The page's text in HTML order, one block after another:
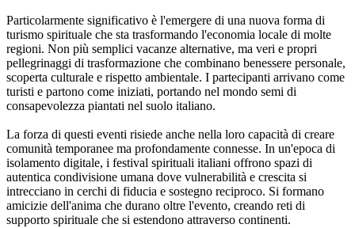
Particolarmente significativo è l'emergere di una nuova forma di
turismo spirituale che sta trasformando l'economia locale di molte
regioni. Non più semplici vacanze alternative, ma veri e propri
pellegrinaggi di trasformazione che combinano benessere personale,
scoperta culturale e rispetto ambientale. I partecipanti arrivano come
turisti e partono come iniziati, portando nel mondo semi di
consapevolezza piantati nel suolo italiano.
La forza di questi eventi risiede anche nella loro capacità di creare
comunità temporanee ma profondamente connesse. In un'epoca di
isolamento digitale, i festival spirituali italiani offrono spazi di
autentica condivisione umana dove vulnerabilità e crescita si
intrecciano in cerchi di fiducia e sostegno reciproco. Si formano
amicizie dell'anima che durano oltre l'evento, creando reti di
supporto spirituale che si estendono attraverso continenti.